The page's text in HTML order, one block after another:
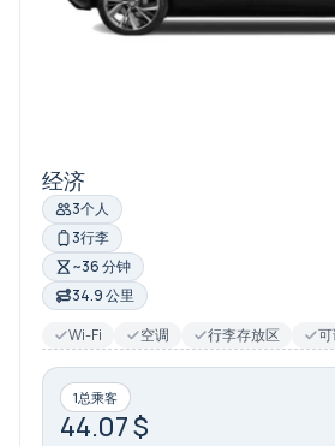
经济
3个人
3行李
~36 分钟
34.9 公里
Wi-Fi
空调 行李存放区
1总乘客
44.07 $